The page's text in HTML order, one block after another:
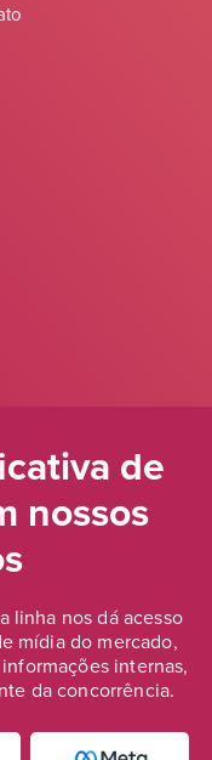
de
nossos
linha nos dá acesso
mídia do mercado,
internas,
da concorrência.